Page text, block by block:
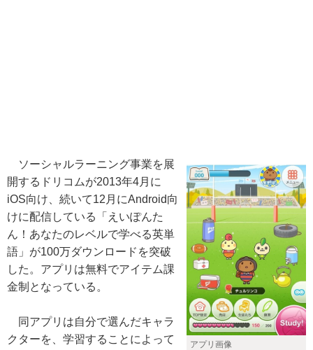
アプリ画像
ソーシャルラーニング事業を展
開するドリコムが2013年4月に
iOS向け、続いて12月にAndroid向
けに配信している「えいぽんた
ん！あなたのレベルで学べる英単
語」が100万ダウンロードを突破
した。アプリは無料でアイテム課
金制となっている。
同アプリは自分で選んだキャラ
クターを、学習することによって